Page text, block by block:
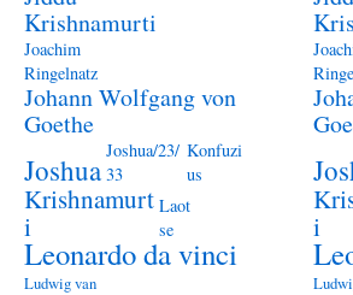
Krishnamurti
Joachim
Ringelnatz
Johann Wolfgang von
Goethe
Joshua
Joshua/23/
33
Konfuzi
us
Krishnamurt
i
Laot
se
Leonardo da vinci
Ludwig van
i